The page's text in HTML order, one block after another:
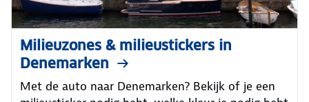
Milieuzones & milieustickers in
Denemarken
Met de auto naar Denemarken? Bekijk of je een